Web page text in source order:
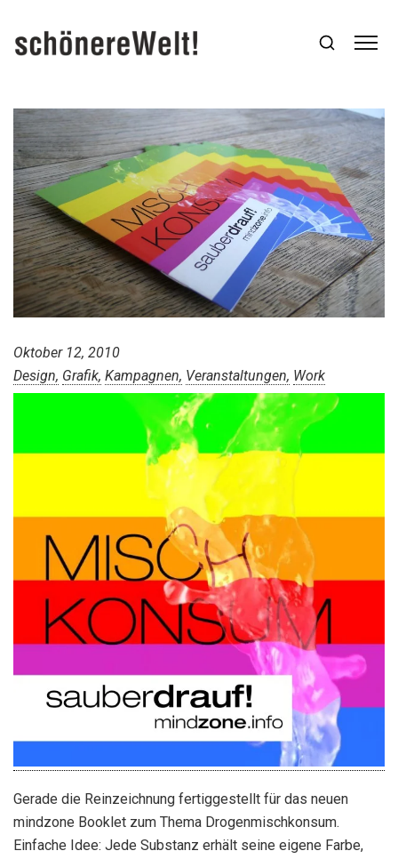
Oktober 12, 2010
Design Grafik Kampagnen Veranstaltungen Work
Gerade die Reinzeichnung fertiggestellt für das neuen
mindzone Booklet zum Thema Drogenmischkonsum.
Einfache Idee: Jede Substanz erhält seine eigene Farbe,